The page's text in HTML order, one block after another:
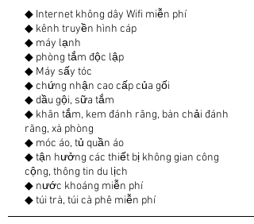
◆ Internet không dây Wifi miễn phí
◆ kênh truyền hình cáp
◆ máy lạnh
◆ phòng tắm độc lập
◆ Máy sấy tóc
◆ chứng nhận cao cấp của gối
◆ dầu gội, sữa tắm
◆ khăn tắm, kem đánh răng, bàn chải đánh
răng, xà phòng
◆ móc áo, tủ quần áo
◆ tận hưởng các thiết bị không gian công
cộng, thông tin du lịch
◆ nước khoáng miễn phí
◆ túi trà, túi cà phê miễn phí